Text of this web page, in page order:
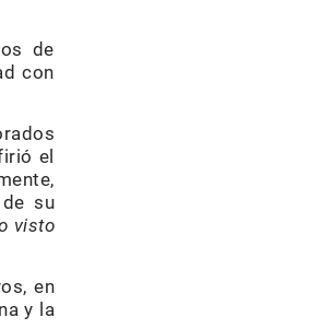
de
con
el
su
visto
en
y la